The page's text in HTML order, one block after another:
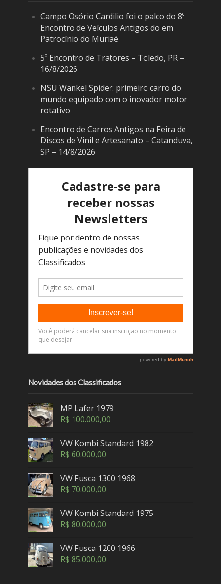
Campo Osório Cardilio foi o palco do 8º
Encontro de Veículos Antigos do em
Patrocínio do Muriaé
5º Encontro de Tratores – Toledo, PR –
16/8/2026
NSU Wankel Spider: primeiro carro do
mundo equipado com o inovador motor
rotativo
Encontro de Carros Antigos na Feira de
Discos de Vinil e Artesanato – Catanduva,
SP – 14/8/2026
Novidades dos Classificados
MP Lafer 1979
R$ 100.000,00
VW Kombi Standard 1982
R$ 60.000,00
VW Fusca 1300 1968
R$ 70.000,00
VW Kombi Standard 1975
R$ 80.000,00
VW Fusca 1200 1966
R$ 85.000,00